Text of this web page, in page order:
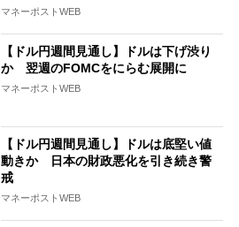
マネーポストWEB
【ドル円週間見通し】ドルは下げ渋り
か 翌週のFOMCをにらむ展開に
マネーポストWEB
【ドル円週間見通し】ドルは底堅い値
動きか 日本の財政悪化を引き続き警
戒
マネーポストWEB